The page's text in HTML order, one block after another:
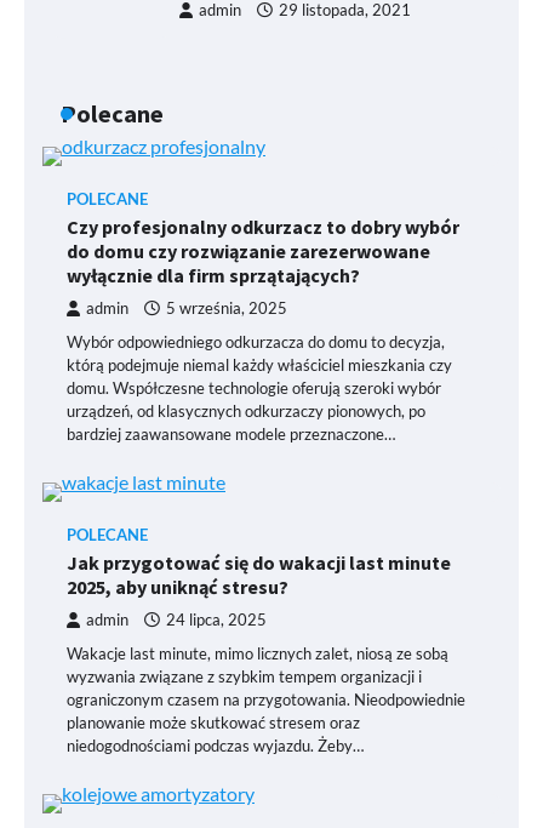
admin 29 listopada, 2021
Polecane
POLECANE
Czy profesjonalny odkurzacz to dobry wybór
do domu czy rozwiązanie zarezerwowane
wyłącznie dla firm sprzątających?
admin 5 września, 2025
Wybór odpowiedniego odkurzacza do domu to decyzja,
którą podejmuje niemal każdy właściciel mieszkania czy
domu. Współczesne technologie oferują szeroki wybór
urządzeń, od klasycznych odkurzaczy pionowych, po
bardziej zaawansowane modele przeznaczone…
POLECANE
Jak przygotować się do wakacji last minute
2025, aby uniknąć stresu?
admin 24 lipca, 2025
Wakacje last minute, mimo licznych zalet, niosą ze sobą
wyzwania związane z szybkim tempem organizacji i
ograniczonym czasem na przygotowania. Nieodpowiednie
planowanie może skutkować stresem oraz
niedogodnościami podczas wyjazdu. Żeby…